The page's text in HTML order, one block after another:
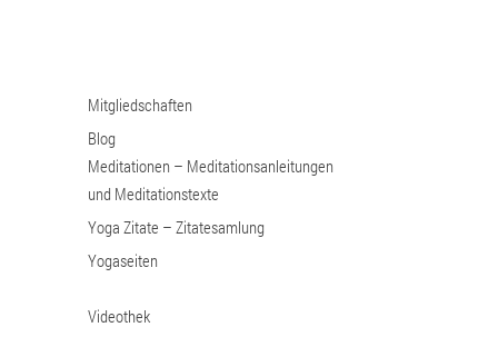
Mitgliedschaften
Blog
Meditationen – Meditationsanleitungen
und Meditationstexte
Yoga Zitate – Zitatesamlung
Yogaseiten
Videothek